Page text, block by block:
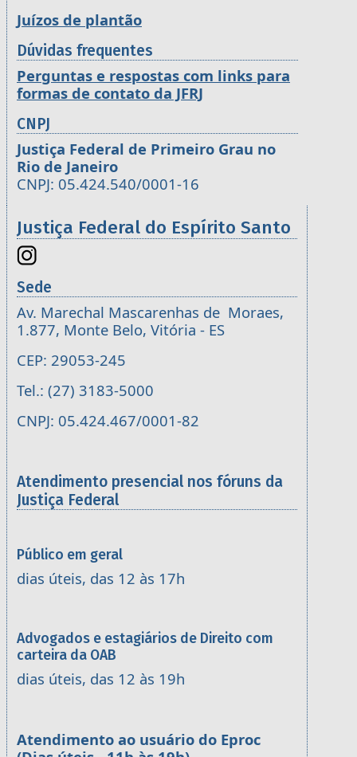
Juízos de plantão
Dúvidas frequentes
Perguntas e respostas com links para
formas de contato da JFRJ
CNPJ
Justiça Federal de Primeiro Grau no
Rio de Janeiro
CNPJ: 05.424.540/0001-16
Justiça Federal do Espírito Santo
Sede
Av. Marechal Mascarenhas de Moraes,
1.877, Monte Belo, Vitória - ES
CEP: 29053-245
Tel.: (27) 3183-5000
CNPJ: 05.424.467/0001-82
Atendimento presencial nos fóruns da
Justiça Federal
Público em geral
dias úteis, das 12 às 17h
Advogados e estagiários de Direito com
carteira da OAB
dias úteis, das 12 às 19h
Atendimento ao usuário do Eproc